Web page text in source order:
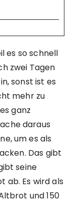
es so schnell
zwei Tagen
sonst ist es
mehr zu
ganz
daraus
um es als
Das gibt
seine
ab. Es wird als
und 150